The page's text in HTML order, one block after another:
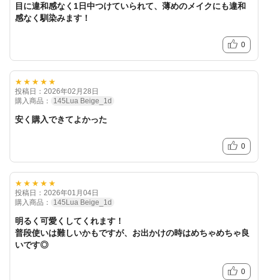
目に違和感なく1日中つけていられて、薄めのメイクにも違和
感なく馴染みます！
0
★★★★★
投稿日：2026年02月28日
購入商品：
145Lua Beige_1d
安く購入できてよかった
0
★★★★★
投稿日：2026年01月04日
購入商品：
145Lua Beige_1d
明るく可愛くしてくれます！
普段使いは難しいかもですが、お出かけの時はめちゃめちゃ良
いです◎
0